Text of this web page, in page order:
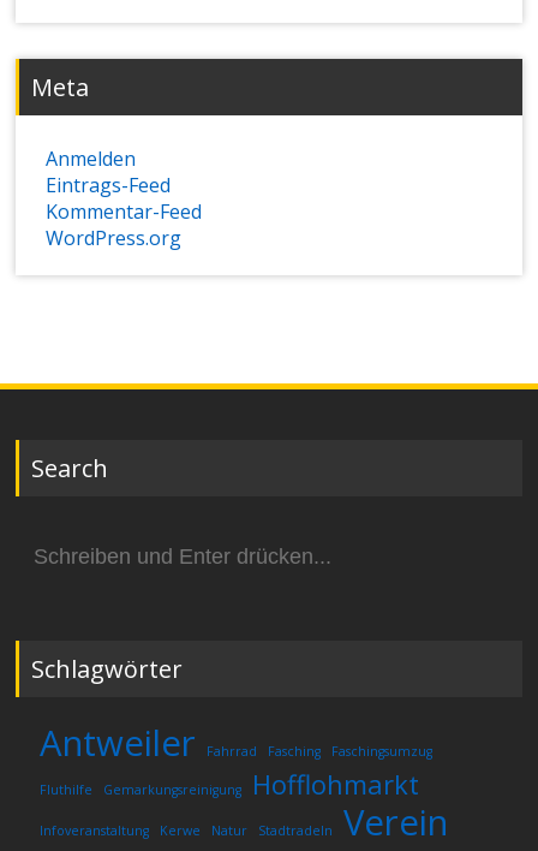
Meta
Anmelden
Eintrags-Feed
Kommentar-Feed
WordPress.org
Search
nach:
Schlagwörter
Antweiler Fahrrad Fasching Faschingsumzug
Fluthilfe Gemarkungsreinigung Hofflohmarkt
Infoveranstaltung Kerwe Natur Stadtradeln Verein